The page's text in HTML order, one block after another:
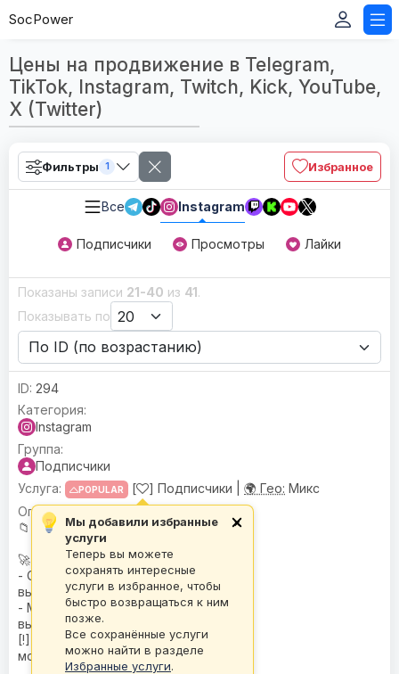
SocPower
Цены на продвижение в Telegram,
TikTok, Instagram, Twitch, Kick, YouTube,
X (Twitter)
Фильтры 1 Избранное
Все Instagram
Подписчики Просмотры Лайки
Показаны записи 21-40 из 41.
Показывать по
294
Instagram
Подписчики
POPULAR [ ] Подписчики | 🌍 Гео: Микс
📁
База : I-BASE
🚀 Скорость:
- Средняя скорость
выполнения: 1199 ед./час
- Медианная скорость
выполнения: 61 ед./час
[!] Малая выборка, статистика
может быть неточной
Мы добавили избранные
услуги
Теперь вы можете
сохранять интересные
услуги в избранное, чтобы
быстро возвращаться к ним
позже.
Все сохранённые услуги
можно найти в разделе
Избранные услуги.
×